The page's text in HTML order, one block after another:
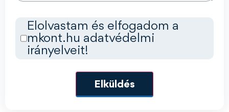
Cím
nélkül
Elolvastam és elfogadom a
mkont.hu adatvédelmi
irányelveit!